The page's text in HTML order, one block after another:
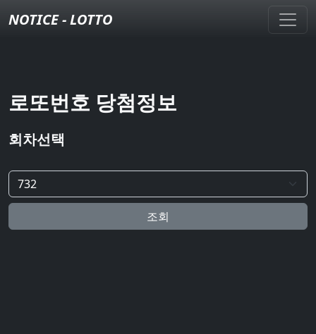
NOTICE - LOTTO
로또번호 당첨정보
회차선택
조회